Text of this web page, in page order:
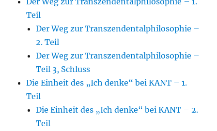
Teil
Der Weg zur Transzendentalphilosophie –
2. Teil
Der Weg zur Transzendentalphilosophie –
Teil 3, Schluss
Die Einheit des „Ich denke“ bei KANT – 1.
Teil
Die Einheit des „Ich denke“ bei KANT – 2.
Teil